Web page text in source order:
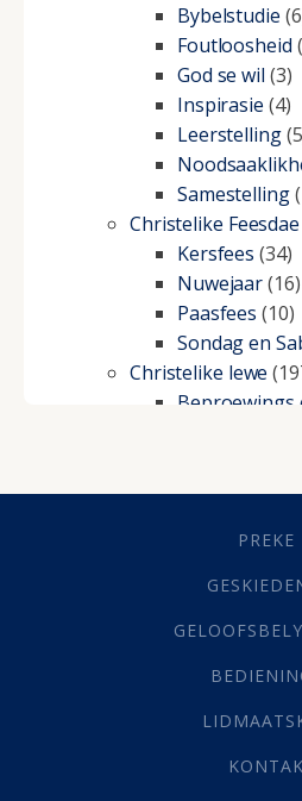
Bybelstudie
Foutloosheid
God se wil (3)
Inspirasie (4)
Leerstelling
Samestelling
Christelike Feesdae
Kersfees (34)
Nuwejaar(16)
Paasfees (10)
Sondag en
Christelike lewe
Beproewings
Geestelike
(21)
Grys Areas(4)
Lewensdoel
Werk(22)
(142)
PREKE
KONTAK